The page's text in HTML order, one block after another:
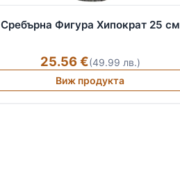
Сребърна Фигура Хипократ 25 см
25.56 €(49.99 лв.)
Виж продукта